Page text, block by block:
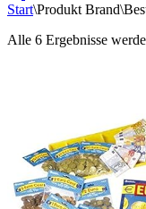
Start\Produkt Brand\
Alle 6 Ergebnisse